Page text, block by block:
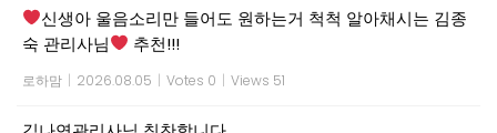
신생아 울음소리만 들어도 원하는거 척척 알아채시는 김종
숙 관리사님
추천!!!
로하맘 | 2026.08.05 | Votes 0 | Views 51